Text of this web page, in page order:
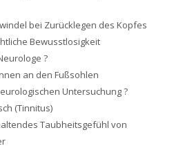
bei Zurücklegen des Kopfes
Bewusstlosigkeit
?
an den Fußsohlen
Untersuchung ?
(Tinnitus)
Taubheitsgefühl von